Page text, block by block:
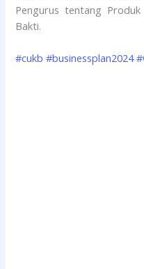
Pengurus tentang
Bakti.
#cukb #businessplan2024